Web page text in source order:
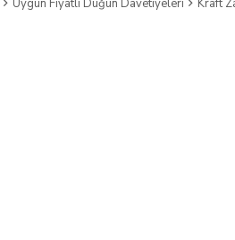
Uygun Fiyatlı Düğün Davetiyeleri Kraft